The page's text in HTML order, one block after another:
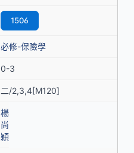
1506
必修-保險學
0-3
二/2,3,4[M120]
楊
尚
穎